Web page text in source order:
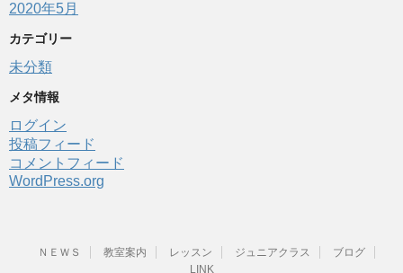
2020年5月
カテゴリー
未分類
メタ情報
ログイン
投稿フィード
コメントフィード
WordPress.org
ＮＥＷＳ 教室案内 レッスン ジュニアクラス
ブログ
LINK